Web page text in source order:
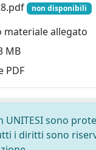
non disponibili
materiale allegato
MB
PDF
UNITESI sono
i diritti sono